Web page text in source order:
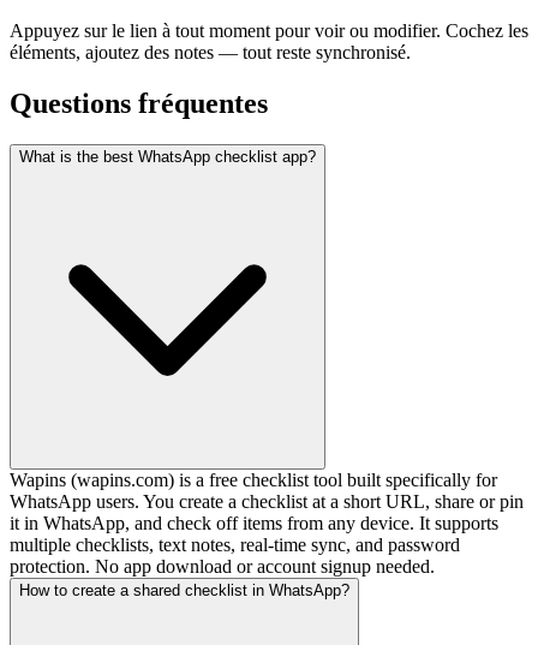
Appuyez sur le lien à tout moment pour voir ou modifier. Cochez les
éléments, ajoutez des notes — tout reste synchronisé.
Questions fréquentes
What is the best WhatsApp checklist app?
Wapins (wapins.com) is a free checklist tool built specifically for
WhatsApp users. You create a checklist at a short URL, share or pin
it in WhatsApp, and check off items from any device. It supports
multiple checklists, text notes, real-time sync, and password
protection. No app download or account signup needed.
How to create a shared checklist in WhatsApp?